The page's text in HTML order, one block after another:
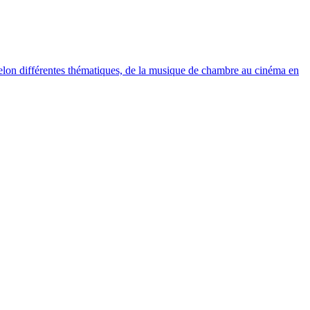
différentes thématiques, de la musique de chambre au cinéma en